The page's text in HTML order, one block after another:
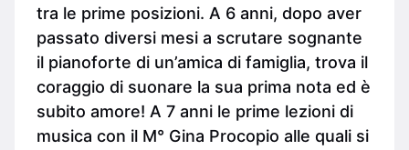
tra le prime posizioni. A 6 anni, dopo aver
passato diversi mesi a scrutare sognante
il pianoforte di un’amica di famiglia, trova il
coraggio di suonare la sua prima nota ed è
subito amore! A 7 anni le prime lezioni di
musica con il M° Gina Procopio alle quali si